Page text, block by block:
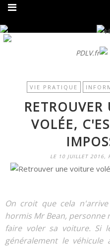
PDLV.fr
VIE PRATIQUE
VOLÉE,
LE 10 JUILLET 2016,
On croit que cela
hormis Mr Bean, personne
faire voler sa voiture. Si
généralement le